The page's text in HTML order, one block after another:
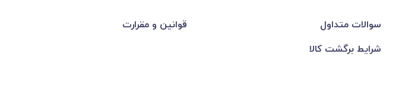
سوالات متداول قوانین و مقرارت
شرایط برگشت کالا